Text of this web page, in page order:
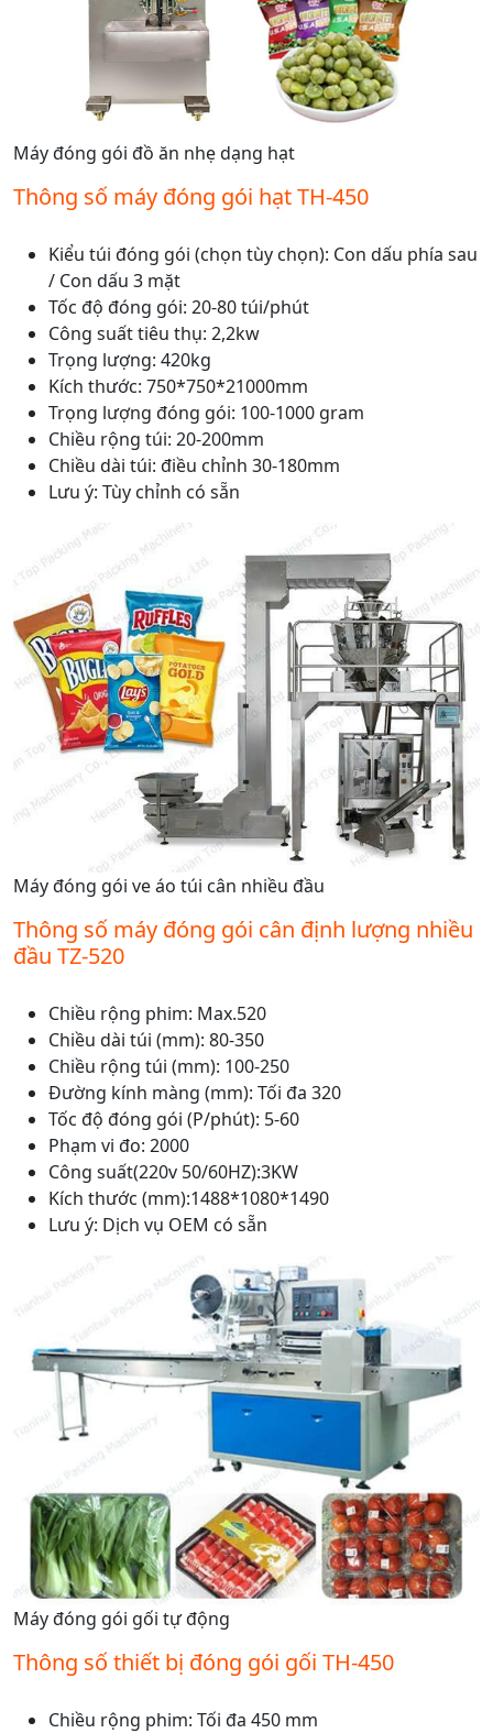
Máy đóng gói đồ ăn nhẹ dạng hạt
Thông số máy đóng gói hạt TH-450
Kiểu túi đóng gói (chọn tùy chọn): Con dấu phía sau
/ Con dấu 3 mặt
Tốc độ đóng gói: 20-80 túi/phút
Công suất tiêu thụ: 2,2kw
Trọng lượng: 420kg
Kích thước: 750*750*21000mm
Trọng lượng đóng gói: 100-1000 gram
Chiều rộng túi: 20-200mm
Chiều dài túi: điều chỉnh 30-180mm
Lưu ý: Tùy chỉnh có sẵn
Máy đóng gói ve áo túi cân nhiều đầu
Thông số máy đóng gói cân định lượng nhiều
đầu TZ-520
Chiều rộng phim: Max.520
Chiều dài túi (mm): 80-350
Chiều rộng túi (mm): 100-250
Đường kính màng (mm): Tối đa 320
Tốc độ đóng gói (P/phút): 5-60
Phạm vi đo: 2000
Công suất(220v 50/60HZ):3KW
Kích thước (mm):1488*1080*1490
Lưu ý: Dịch vụ OEM có sẵn
Máy đóng gói gối tự động
Thông số thiết bị đóng gói gối TH-450
Chiều rộng phim: Tối đa 450 mm